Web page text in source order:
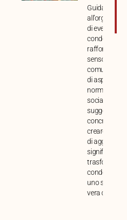
Guida
di eventi
condominiali
rafforzare il
senso di
comunità.
di aspetti
normativi e
sociali, con
suggerimenti
concreti per
creare
di
significativi e
trasformare il
condominio
uno spazio di
vera